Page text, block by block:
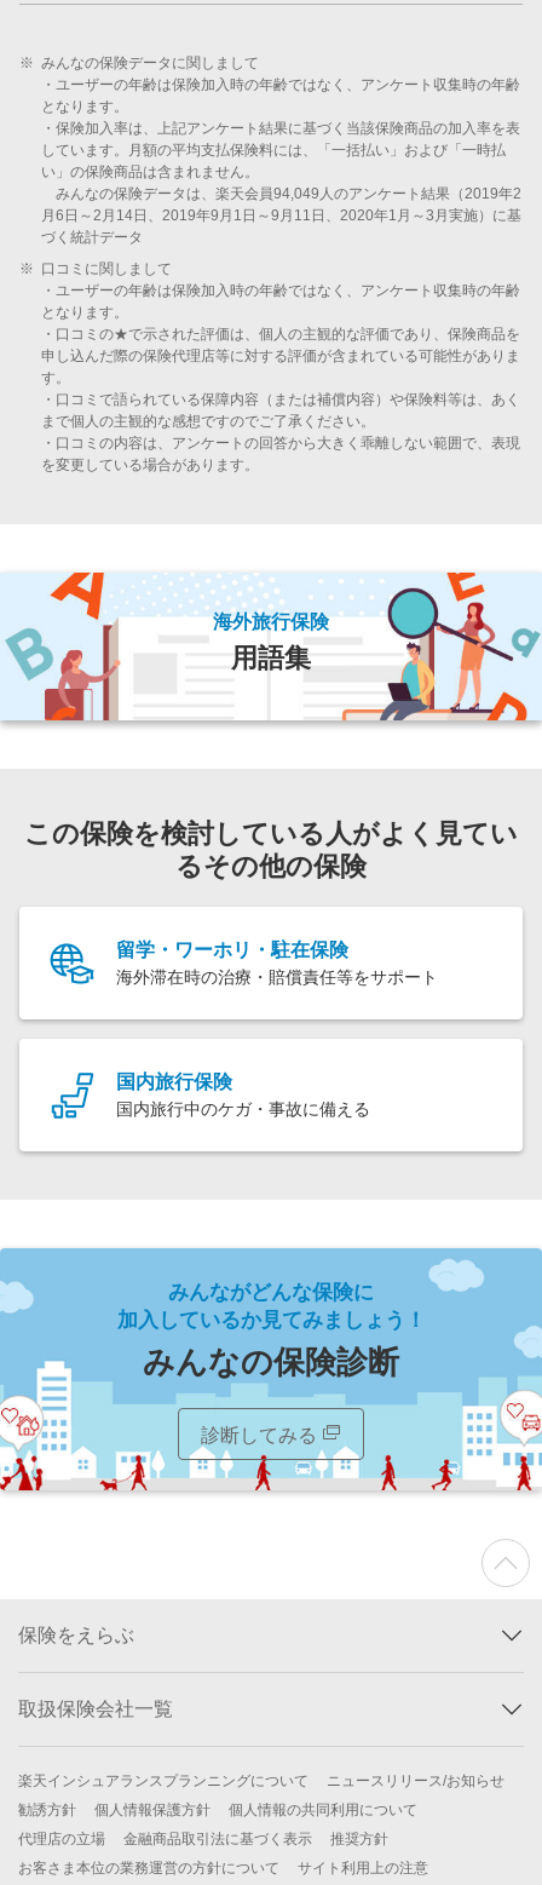
※ みんなの保険データに関しまして
・ユーザーの年齢は保険加入時の年齢ではなく、アンケート収集時の年齢
となります。
・保険加入率は、上記アンケート結果に基づく当該保険商品の加入率を表
しています。月額の平均支払保険料には、「一括払い」および「一時払
い」の保険商品は含まれません。
みんなの保険データは、楽天会員94,049人のアンケート結果（2019年2
月6日～2月14日、2019年9月1日～9月11日、2020年1月～3月実施）に基
づく統計データ
※ 口コミに関しまして
・ユーザーの年齢は保険加入時の年齢ではなく、アンケート収集時の年齢
となります。
・口コミの★で示された評価は、個人の主観的な評価であり、保険商品を
申し込んだ際の保険代理店等に対する評価が含まれている可能性がありま
す。
・口コミで語られている保障内容（または補償内容）や保険料等は、あく
まで個人の主観的な感想ですのでご了承ください。
・口コミの内容は、アンケートの回答から大きく乖離しない範囲で、表現
を変更している場合があります。
海外旅行保険
用語集
この保険を検討している人がよく見てい
るその他の保険
留学・ワーホリ・駐在保険
海外滞在時の治療・賠償責任等をサポート
国内旅行保険
国内旅行中のケガ・事故に備える
みんながどんな保険に
加入しているか見てみましょう！
みんなの保険診断
診断してみる
保険をえらぶ
取扱保険会社一覧
楽天インシュアランスプランニングについて
ニュースリリース/お知らせ
勧誘方針
個人情報保護方針
個人情報の共同利用について
代理店の立場
金融商品取引法に基づく表示
推奨方針
お客さま本位の業務運営の方針について
サイト利用上の注意